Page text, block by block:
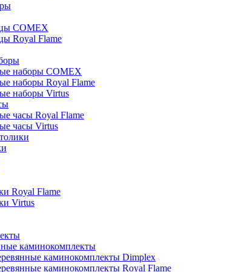
COMEX
Royal Flame
наборы COMEX
наборы Royal Flame
наборы Virtus
часы Royal Flame
часы Virtus
Royal Flame
Virtus
каминокомплекты
каминокомплекты Dimplex
каминокомплекты Royal Flame